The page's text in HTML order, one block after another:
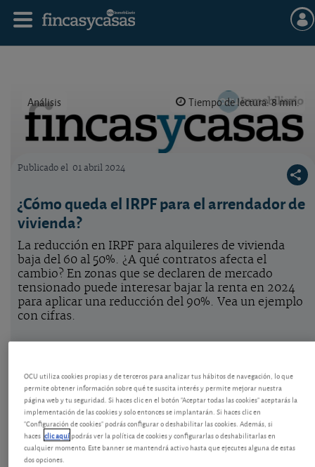
Análisis Tiempo de lectura: 8 min.
Publicado el 01 abril 2024
¿Cómo queda el IRPF para el arrendador de
vivienda?
La reducción en IRPF para alquileres de vivienda
baja del 60 al 50%. ¿A qué contratos afecta el
cambio? En zonas que se declaren de mercado
tensionado puede interesar bajar la renta en 2024
para aplicar una reducción del 90%. Vea un ejemplo
con cifras.
el arrendador?
¿Qué porcentaje de reducción se aplica en Renta a
los ingresos de alquileres de vivienda? ¿Interesará
rebajar la renta del alquiler para tributar menos?
Lo vemos con unos ejemplos.
OCU utiliza cookies propias y de terceros para analizar tus hábitos de navegación, lo que
permite obtener información sobre qué te suscita interés y permite mejorar nuestra
página web y tu seguridad. Si haces clic en el botón "Aceptar todas las cookies" aceptarás la
implementación de las cookies y solo entonces se implantarán. Si haces clic en
"Configuración de cookies" podrás configurar o deshabilitar las cookies. Además, si
haces clic aquípodrás ver la política de cookies y configurarlas o deshabilitarlas en
cualquier momento. Este banner se mantendrá activo hasta que ejecutes alguna de estas
dos opciones.